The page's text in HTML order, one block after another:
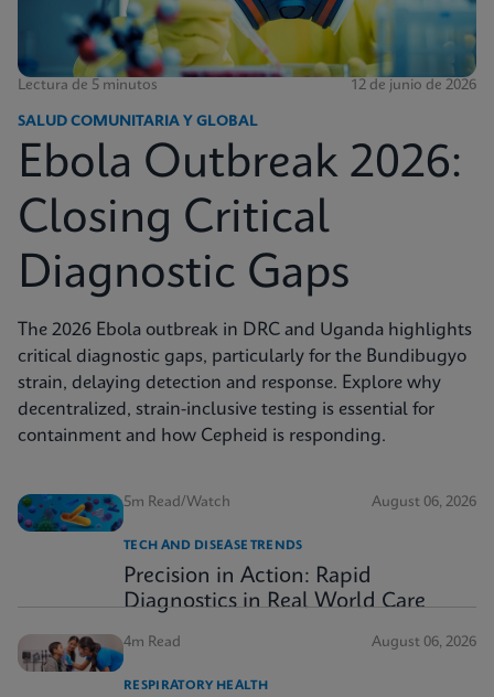
Lectura de 5 minutos 12 de junio de 2026
SALUD COMUNITARIA Y GLOBAL
Ebola Outbreak 2026:
Closing Critical
Diagnostic Gaps
The 2026 Ebola outbreak in DRC and Uganda highlights
critical diagnostic gaps, particularly for the Bundibugyo
strain, delaying detection and response. Explore why
decentralized, strain-inclusive testing is essential for
containment and how Cepheid is responding.
5m Read/Watch August 06, 2026
TECH AND DISEASE TRENDS
Precision in Action: Rapid
Diagnostics in Real World Care
4m Read August 06, 2026
RESPIRATORY HEALTH